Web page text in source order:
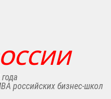
российских бизнес-школ